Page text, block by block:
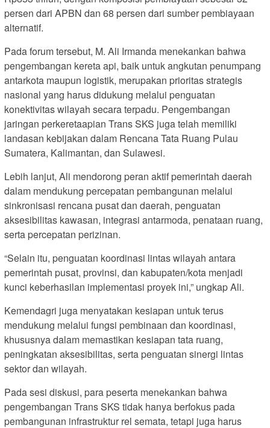
persen dari APBN dan 68 persen dari sumber pembiayaan
alternatif.
Pada forum tersebut, M. Ali Irmanda menekankan bahwa
pengembangan kereta api, baik untuk angkutan penumpang
antarkota maupun logistik, merupakan prioritas strategis
nasional yang harus didukung melalui penguatan
konektivitas wilayah secara terpadu. Pengembangan
jaringan perkeretaapian Trans SKS juga telah memiliki
landasan kebijakan dalam Rencana Tata Ruang Pulau
Sumatera, Kalimantan, dan Sulawesi.
Lebih lanjut, Ali mendorong peran aktif pemerintah daerah
dalam mendukung percepatan pembangunan melalui
sinkronisasi rencana pusat dan daerah, penguatan
aksesibilitas kawasan, integrasi antarmoda, penataan ruang,
serta percepatan perizinan.
“Selain itu, penguatan koordinasi lintas wilayah antara
pemerintah pusat, provinsi, dan kabupaten/kota menjadi
kunci keberhasilan implementasi proyek ini,” ungkap Ali.
Kemendagri juga menyatakan kesiapan untuk terus
mendukung melalui fungsi pembinaan dan koordinasi,
khususnya dalam memastikan kesiapan tata ruang,
peningkatan aksesibilitas, serta penguatan sinergi lintas
sektor dan wilayah.
Pada sesi diskusi, para peserta menekankan bahwa
pengembangan Trans SKS tidak hanya berfokus pada
pembangunan infrastruktur rel semata, tetapi juga harus